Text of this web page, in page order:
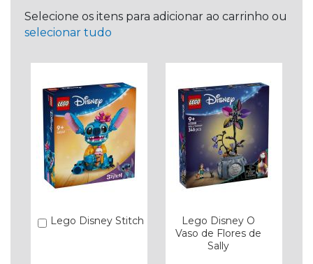
Selecione os itens para adicionar ao carrinho ou
selecionar tudo
Lego Disney Stitch
Comprar
Lego Disney O
Vaso de Flores de
Sally